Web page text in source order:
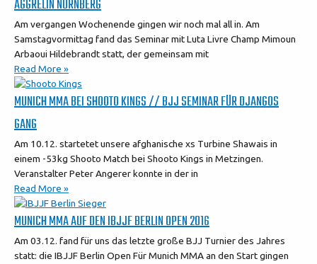
AGGRELIN NÜRNBERG
Am vergangen Wochenende gingen wir noch mal all in. Am
Samstagvormittag fand das Seminar mit Luta Livre Champ Mimoun
Arbaoui Hildebrandt statt, der gemeinsam mit
Read More »
MUNICH MMA BEI SHOOTO KINGS // BJJ SEMINAR FÜR DJANGOS
GANG
Am 10.12. startetet unsere afghanische xs Turbine Shawais in
einem -53kg Shooto Match bei Shooto Kings in Metzingen.
Veranstalter Peter Angerer konnte in der in
Read More »
MUNICH MMA AUF DEN IBJJF BERLIN OPEN 2016
Am 03.12. fand für uns das letzte große BJJ Turnier des Jahres
statt: die IBJJF Berlin Open Für Munich MMA an den Start gingen